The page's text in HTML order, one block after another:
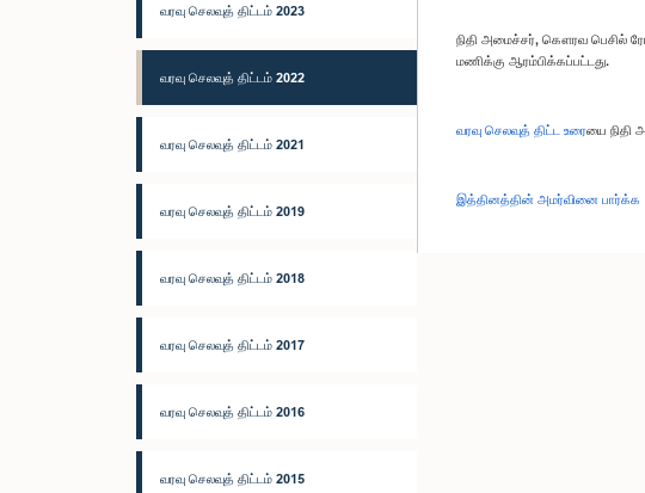
வரவு செலவுத் திட்டம் 2023
வரவு செலவுத் திட்டம் 2022
வரவு செலவுத் திட்டம் 2021
வரவு செலவுத் திட்டம் 2019
வரவு செலவுத் திட்டம் 2018
வரவு செலவுத் திட்டம் 2017
வரவு செலவுத் திட்டம் 2016
வரவு செலவுத் திட்டம் 2015
நிதி அமைச்சர், கௌரவ பெசில்
மணிக்கு ஆரம்பிக்கப்பட்டது.
வரவு செலவுத் திட்ட உரையை நிதி
இத்தினத்தின் அமர்வினை பார்க்க